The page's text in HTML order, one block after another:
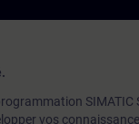
SIMATIC
vos